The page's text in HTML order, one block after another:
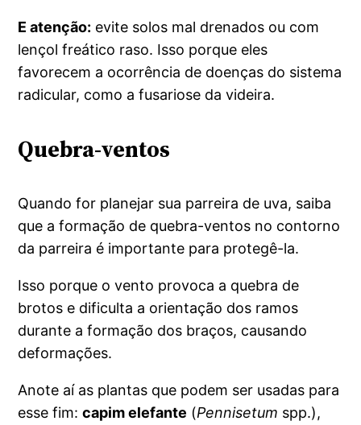
E atenção: evite solos mal drenados ou com
lençol freático raso. Isso porque eles
favorecem a ocorrência de doenças do sistema
radicular, como a fusariose da videira.
Quebra-ventos
Quando for planejar sua parreira de uva, saiba
que a formação de quebra-ventos no contorno
da parreira é importante para protegê-la.
Isso porque o vento provoca a quebra de
brotos e dificulta a orientação dos ramos
durante a formação dos braços, causando
deformações.
Anote aí as plantas que podem ser usadas para
esse fim:capim elefante (Pennisetum spp.),